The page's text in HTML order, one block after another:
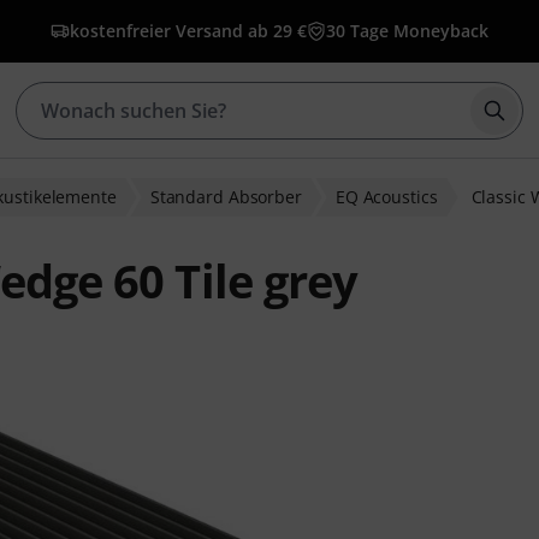
kostenfreier Versand ab 29 € 30 Tage Moneyback
Standard Absorber EQ Acoustics Classic
60 Tile grey